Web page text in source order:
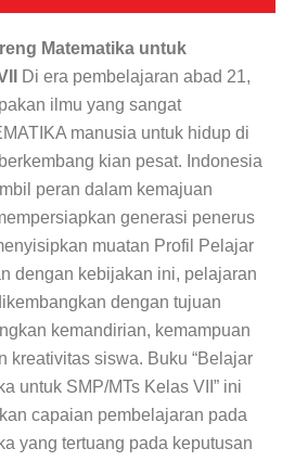
Matematika untuk
Di era pembelajaran abad 21,
ilmu yang sangat
manusia untuk hidup di
kian pesat. Indonesia
peran dalam kemajuan
generasi penerus
muatan Profil Pelajar
dengan kebijakan ini, pelajaran
dengan tujuan
kemandirian, kemampuan
kreativitas siswa. Buku “Belajar
untuk SMP/MTs Kelas VII” ini
capaian pembelajaran pada
yang tertuang pada keputusan